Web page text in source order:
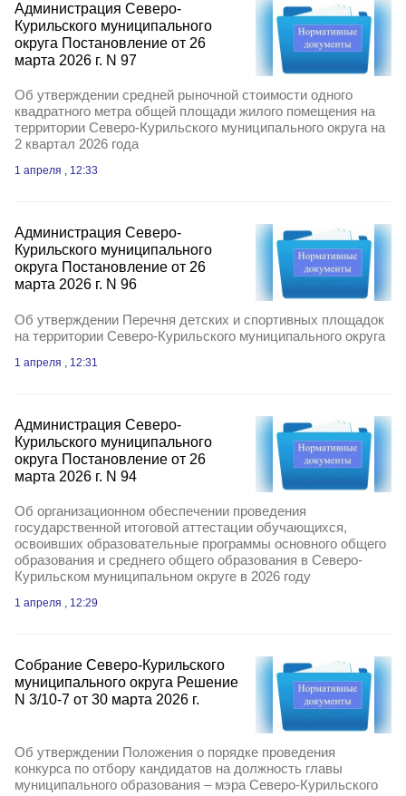
Администрация Северо-
Курильского муниципального
округа Постановление от 26
марта 2026 г. N 97
Об утверждении средней рыночной стоимости одного
квадратного метра общей площади жилого помещения на
территории Северо-Курильского муниципального округа на
2 квартал 2026 года
1 апреля , 12:33
Администрация Северо-
Курильского муниципального
округа Постановление от 26
марта 2026 г. N 96
Об утверждении Перечня детских и спортивных площадок
на территории Северо-Курильского муниципального округа
1 апреля , 12:31
Администрация Северо-
Курильского муниципального
округа Постановление от 26
марта 2026 г. N 94
Об организационном обеспечении проведения
государственной итоговой аттестации обучающихся,
освоивших образовательные программы основного общего
образования и среднего общего образования в Северо-
Курильском муниципальном округе в 2026 году
1 апреля , 12:29
Собрание Северо-Курильского
муниципального округа Решение
N 3/10-7 от 30 марта 2026 г.
Об утверждении Положения о порядке проведения
конкурса по отбору кандидатов на должность главы
муниципального образования – мэра Северо-Курильского